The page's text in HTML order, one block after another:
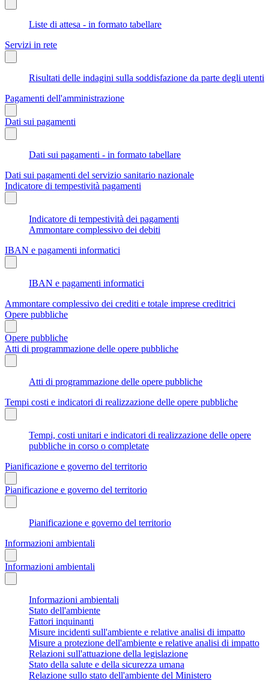
Liste di attesa - in formato tabellare
Servizi in rete
Risultati delle indagini sulla soddisfazione da parte degli utenti
Pagamenti dell'amministrazione
Dati sui pagamenti
Dati sui pagamenti - in formato tabellare
Dati sui pagamenti del servizio sanitario nazionale
Indicatore di tempestività pagamenti
Indicatore di tempestività dei pagamenti
Ammontare complessivo dei debiti
IBAN e pagamenti informatici
IBAN e pagamenti informatici
Ammontare complessivo dei crediti e totale imprese creditrici
Opere pubbliche
Opere pubbliche
Atti di programmazione delle opere pubbliche
Atti di programmazione delle opere pubbliche
Tempi costi e indicatori di realizzazione delle opere pubbliche
Tempi, costi unitari e indicatori di realizzazione delle opere
pubbliche in corso o completate
Pianificazione e governo del territorio
Pianificazione e governo del territorio
Pianificazione e governo del territorio
Informazioni ambientali
Informazioni ambientali
Informazioni ambientali
Stato dell'ambiente
Fattori inquinanti
Misure incidenti sull'ambiente e relative analisi di impatto
Misure a protezione dell'ambiente e relative analisi di impatto
Relazioni sull'attuazione della legislazione
Stato della salute e della sicurezza umana
Relazione sullo stato dell'ambiente del Ministero